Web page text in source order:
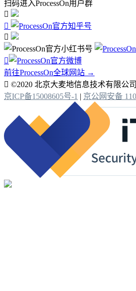
扫码进入ProcessOn用户群




前往ProcessOn全球网站 →
 ©2020 北京大麦地信息技术有限公司
京ICP备15008605号-1 | 京公网安备